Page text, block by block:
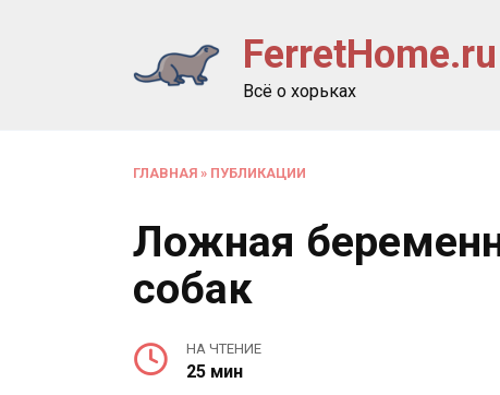
FerretHome.ru
Всё о хорьках
ГЛАВНАЯ » ПУБЛИКАЦИИ
Ложная
собак
НА ЧТЕНИЕ
25 мин